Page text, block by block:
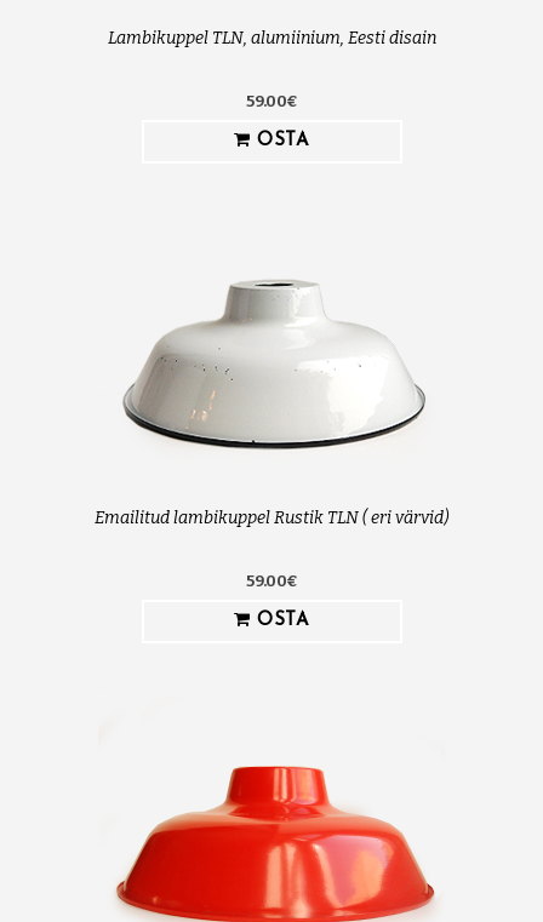
Lambikuppel TLN, alumiinium, Eesti disain
59.00€
OSTA
Emailitud lambikuppel Rustik TLN ( eri värvid)
59.00€
OSTA